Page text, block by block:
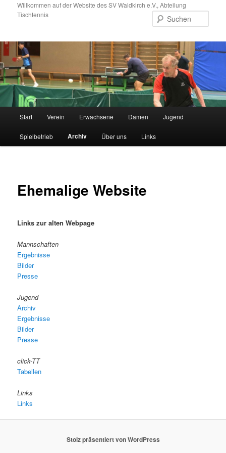
primären
Willkommen auf der Website des SV Waldkirch e.V., Abteilung
Tischtennis
Start Verein Erwachsene Damen Jugend
Spielbetrieb Archiv Über uns Links
Ehemalige Website
Links zur alten Webpage
Mannschaften
Ergebnisse
Bilder
Presse
Jugend
Archiv
Ergebnisse
Bilder
Presse
click-TT
Tabellen
Links
Links
Stolz präsentiert von WordPress